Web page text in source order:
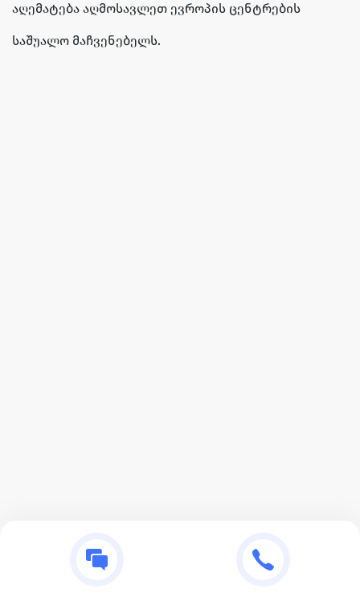
აღემატება აღმოსავლეთ ევროპის ცენტრების
საშუალო მაჩვენებელს.